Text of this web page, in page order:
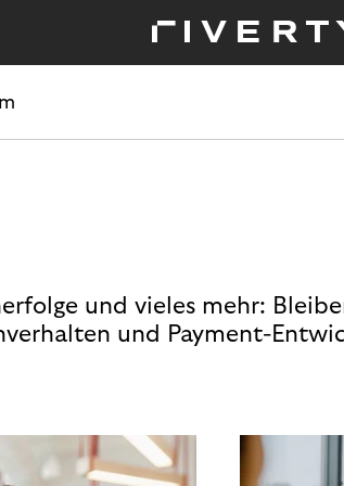
und vieles mehr:
und Payment-